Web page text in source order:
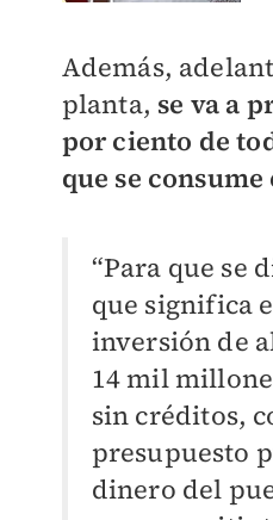
Además,
planta, se va a
por ciento de
que se
“Para que se
que significa
inversión de
14 mil
sin créditos,
presupuesto
dinero del